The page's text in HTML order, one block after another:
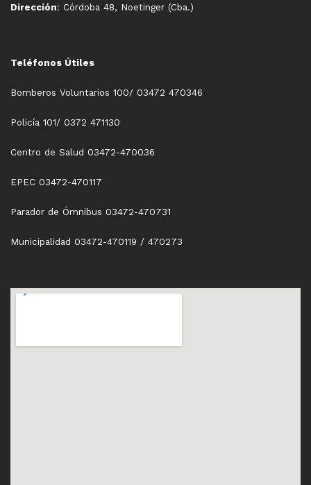
Dirección: Córdoba 48, Noetinger (Cba.)
Teléfonos Útiles
Bomberos Voluntarios 100/ 03472 470346
Policía 101/ 0372 471130
Centro de Salud 03472-470036
EPEC 03472-470117
Parador de Ómnibus 03472-470731
Municipalidad 03472-470119 / 470273